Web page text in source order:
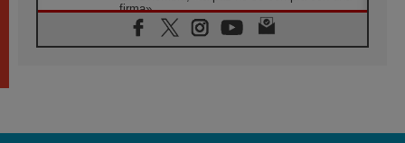
firma»
08.08.2026
En Venezuela celebraron los 416 años del
08.08.2026